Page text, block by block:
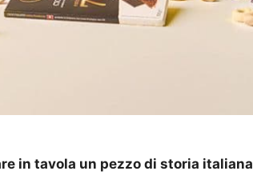
in tavola un pezzo di storia italiana